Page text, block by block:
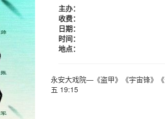
主办：
收费：
日期：
时间：
地点：
永安大戏院—《盗甲》《宇宙锋》
五 19:15